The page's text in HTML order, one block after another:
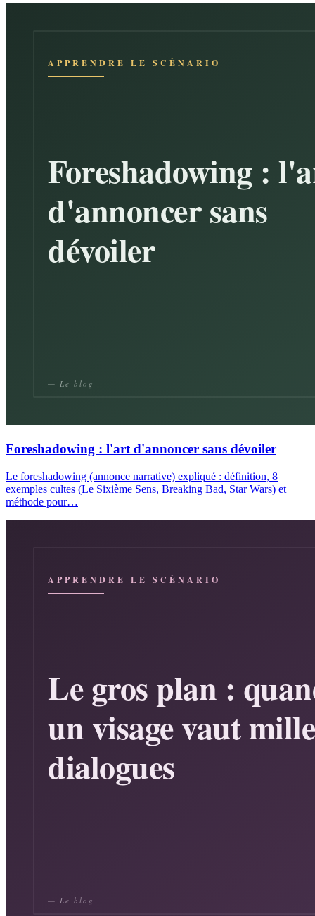
Foreshadowing : l'art d'annoncer sans dévoiler
Le foreshadowing (annonce narrative) expliqué : définition, 8
exemples cultes (Le Sixième Sens, Breaking Bad, Star Wars) et
méthode pour…